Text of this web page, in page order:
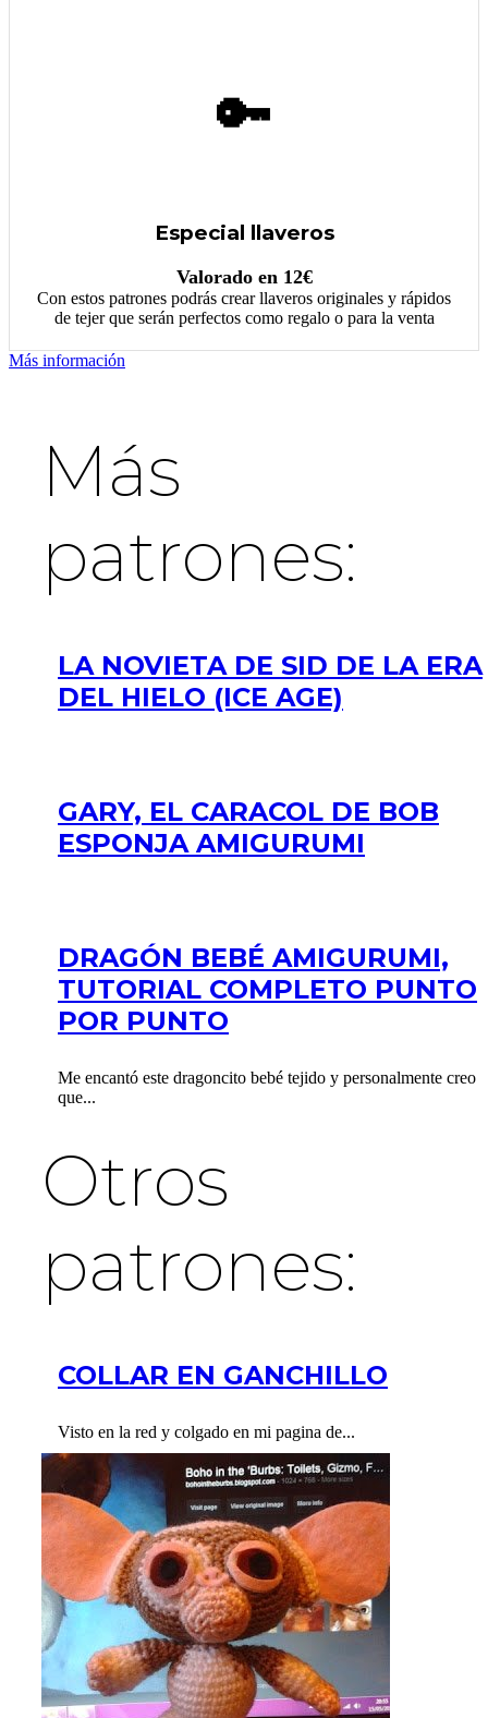
🔑
Especial llaveros
Valorado en 12€
Con estos patrones podrás crear llaveros originales y rápidos
de tejer que serán perfectos como regalo o para la venta
Más información
Más
patrones:
LA NOVIETA DE SID DE LA ERA
DEL HIELO (ICE AGE)
GARY, EL CARACOL DE BOB
ESPONJA AMIGURUMI
DRAGÓN BEBÉ AMIGURUMI,
TUTORIAL COMPLETO PUNTO
POR PUNTO
Me encantó este dragoncito bebé tejido y personalmente creo
que...
Otros
patrones:
COLLAR EN GANCHILLO
Visto en la red y colgado en mi pagina de...